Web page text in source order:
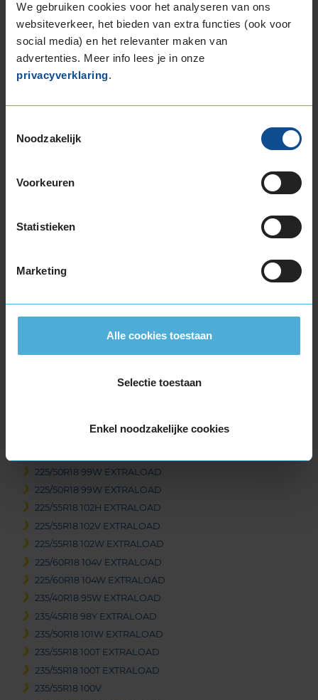
We gebruiken cookies voor het analyseren van ons
websiteverkeer, het bieden van extra functies (ook voor
social media) en het relevanter maken van
advertenties. Meer info lees je in onze
privacyverklaring.
Noodzakelijk
Voorkeuren
Statistieken
Marketing
Alle cookies toestaan
Selectie toestaan
Enkel noodzakelijke cookies
225/65R17 106V EXTRALOAD
235/45R17 97Y EXTRALOAD
235/55R17 103Y EXTRALOAD
235/55R17 99H
245/45R17 99Y EXTRALOAD
245/55R17 106H EXTRALOAD
215/40R18 89W EXTRALOAD
225/40R18 92Y EXTRALOAD
225/45R18 95W EXTRALOAD RUNFLAT
225/50R18 99W EXTRALOAD
225/50R18 99W EXTRALOAD
225/55R18 102H EXTRALOAD
225/55R18 102V EXTRALOAD
225/55R18 102W EXTRALOAD
225/60R18 104V EXTRALOAD
225/60R18 104W EXTRALOAD
235/40R18 95W EXTRALOAD
235/45R18 98Y EXTRALOAD
235/50R18 101W EXTRALOAD
235/55R18 100T EXTRALOAD
235/55R18 100T EXTRALOAD
235/55R18 100V